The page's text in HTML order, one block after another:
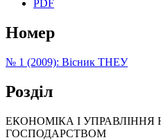
PDF
Номер
№ 1 (2009): Вісник ТНЕУ
Розділ
ЕКОНОМІКА І
ГОСПОДАРСТВОМ